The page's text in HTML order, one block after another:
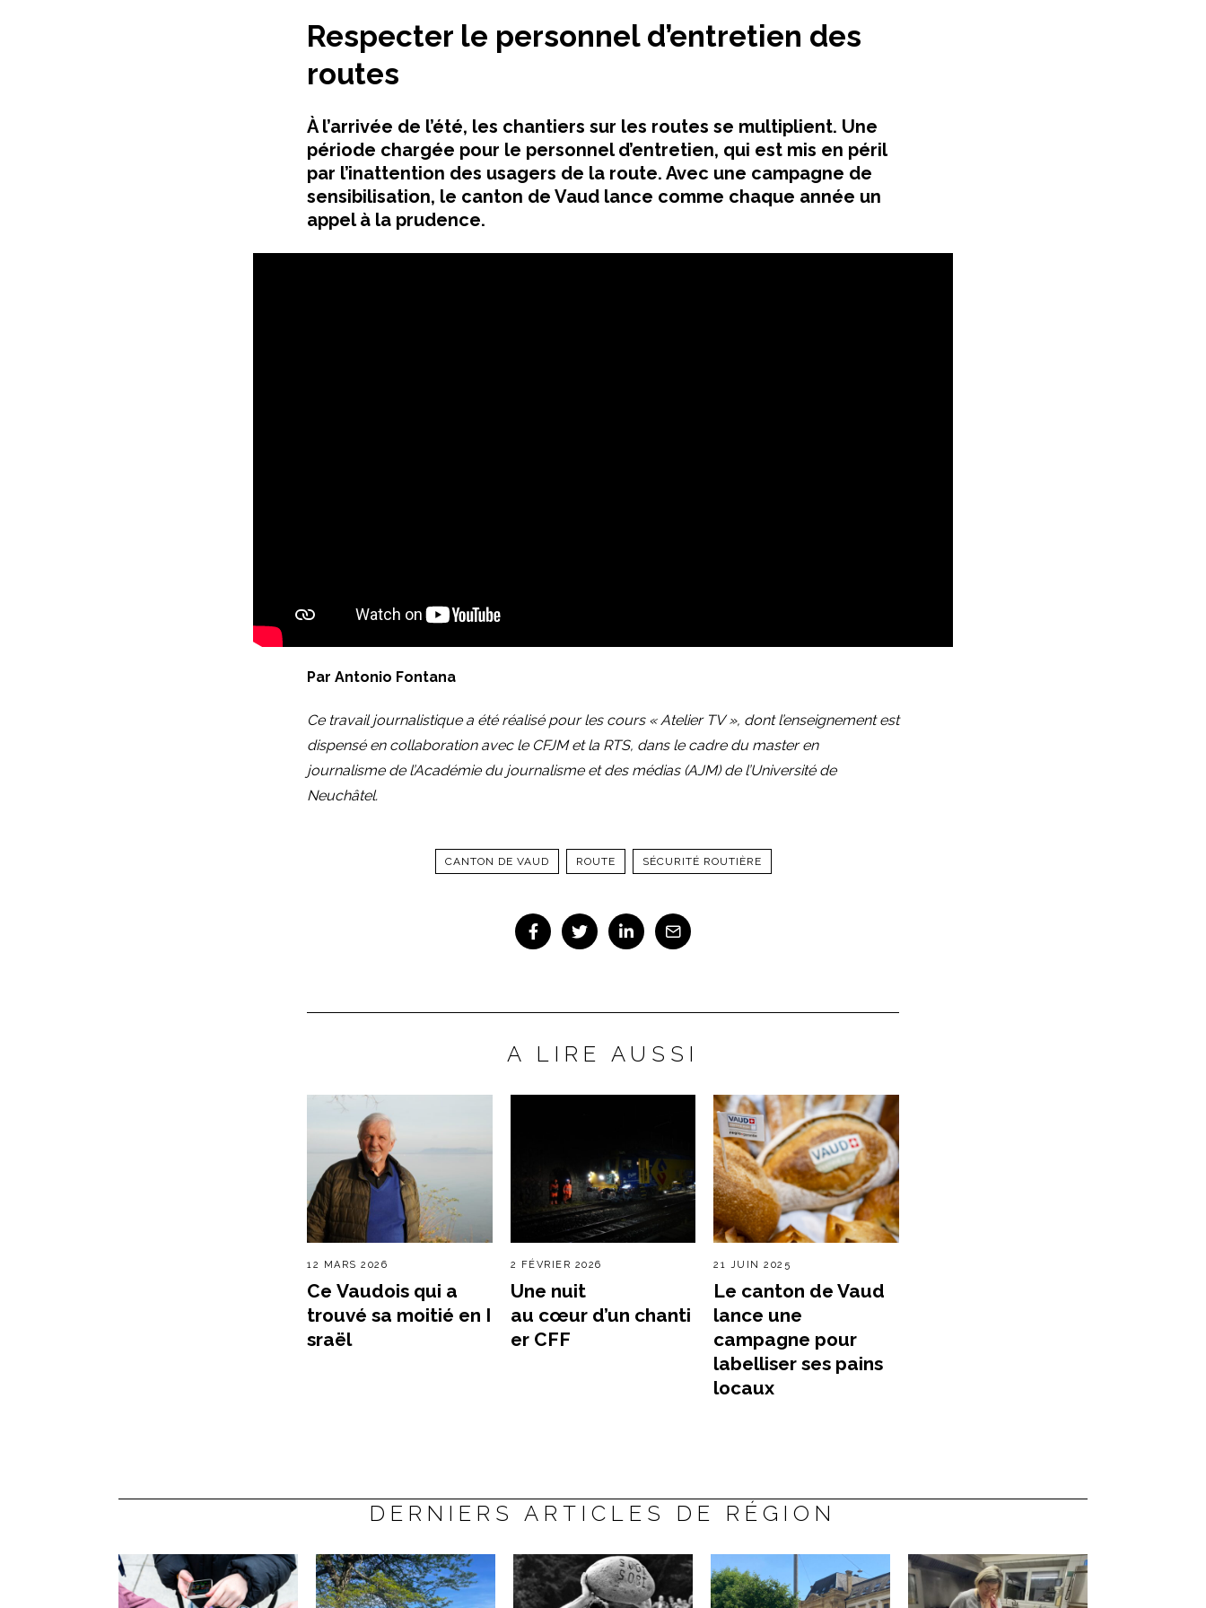
Respecter le personnel d’entretien des
routes
À l’arrivée de l’été, les chantiers sur les routes se multiplient. Une
période chargée pour le personnel d’entretien, qui est mis en péril
par l’inattention des usagers de la route. Avec une campagne de
sensibilisation, le canton de Vaud lance comme chaque année un
appel à la prudence.
Par Antonio Fontana
Ce travail journalistique a été réalisé pour les cours « Atelier TV », dont l’enseignement est
dispensé en collaboration avec le CFJM et la RTS, dans le cadre du master en
journalisme de l’Académie du journalisme et des médias (AJM) de l’Université de
Neuchâtel.
CANTON DE VAUD ROUTE SÉCURITÉ ROUTIÈRE
A LIRE AUSSI
12 MARS 2026
Ce Vaudois qui a
trouvé sa moitié en I
sraël
2 FÉVRIER 2026
Une nuit
au cœur d’un chanti
er CFF
21 JUIN 2025
Le canton de Vaud
lance une
campagne pour
labelliser ses pains
locaux
DERNIERS ARTICLES DE RÉGION